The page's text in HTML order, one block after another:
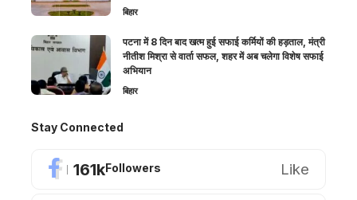
बिहार
पटना में 8 दिन बाद खत्म हुई सफाई कर्मियों की हड़ताल, मंत्री
नीतीश मिश्रा से वार्ता सफल, शहर में अब चलेगा विशेष सफाई
अभियान
बिहार
Stay Connected
161kFollowers Like